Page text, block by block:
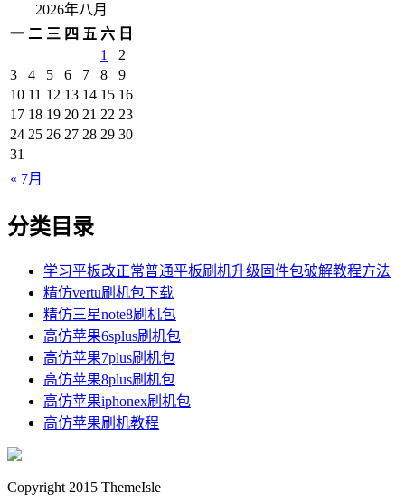
2026年八月
一 二 三 四 五 六 日
« 7月
1
2
3
4 5 6 7 8
9
10 11 12 13 14 15 16
17 18 19 20 21 22 23
24 25 26 27 28 29 30
31
分类目录
学习平板改正常普通平板刷机升级固件包破解教程方法
精仿vertu刷机包下载
精仿三星note8刷机包
高仿苹果6splus刷机包
高仿苹果7plus刷机包
高仿苹果8plus刷机包
高仿苹果iphonex刷机包
高仿苹果刷机教程
Copyright 2015 ThemeIsle